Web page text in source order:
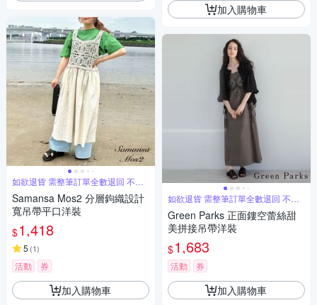
如欲退貨 需整筆訂單全數退回 不能
單退
Samansa Mos2 分層鉤織設計
寬吊帶平口洋裝
$1,418
5 (1)
活動 券
加入購物車
加入購物車
如欲退貨 需整筆訂單全數退回 不能
單退
Green Parks 正面鏤空蕾絲甜
美拼接吊帶洋裝
$1,683
活動 券
加入購物車